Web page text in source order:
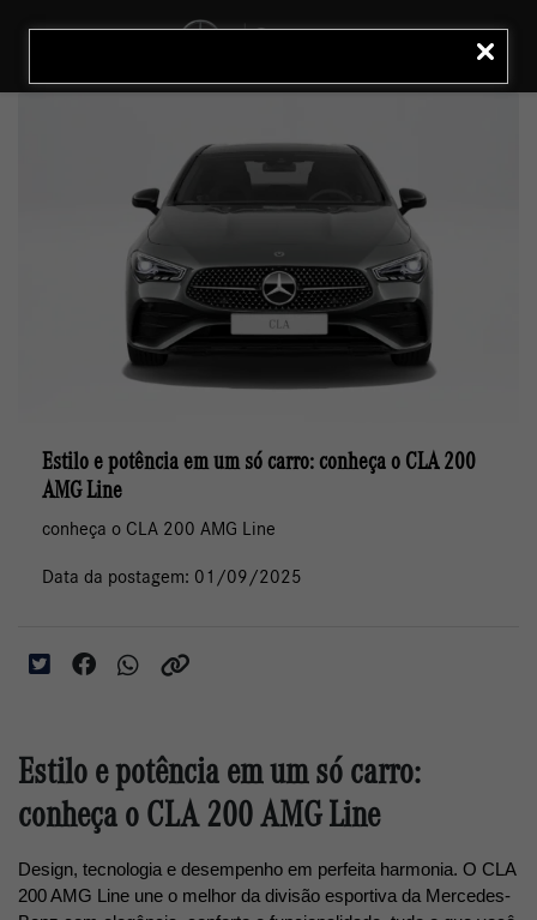
LIGAR
Estilo e potência em um só carro: conheça o CLA 200
AMG Line
conheça o CLA 200 AMG Line
Data da postagem: 01/09/2025
Estilo e potência em um só carro:
conheça o CLA 200 AMG Line
Design, tecnologia e desempenho em perfeita harmonia. O CLA
200 AMG Line une o melhor da divisão esportiva da Mercedes-